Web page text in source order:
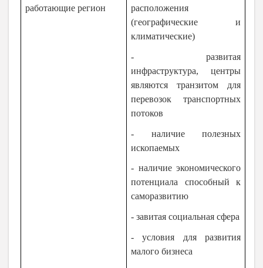
работающие регион
расположения
(географические и
климатические)
- развитая
инфраструктура, центры
являются транзитом для
перевозок транспортных
потоков
- наличие полезных
ископаемых
- наличие экономического
потенциала способный к
саморазвитию
- завитая социальная сфера
- условия для развития
малого бизнеса